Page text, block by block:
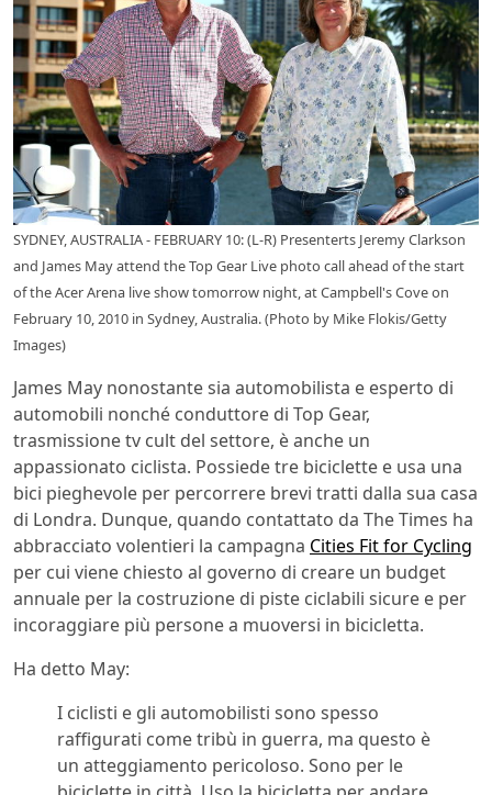
SYDNEY, AUSTRALIA - FEBRUARY 10: (L-R) Presenterts Jeremy Clarkson
and James May attend the Top Gear Live photo call ahead of the start
of the Acer Arena live show tomorrow night, at Campbell's Cove on
February 10, 2010 in Sydney, Australia. (Photo by Mike Flokis/Getty
Images)
James May nonostante sia automobilista e esperto di
automobili nonché conduttore di Top Gear,
trasmissione tv cult del settore, è anche un
appassionato ciclista. Possiede tre biciclette e usa una
bici pieghevole per percorrere brevi tratti dalla sua casa
di Londra. Dunque, quando contattato da The Times ha
abbracciato volentieri la campagna Cities Fit for Cycling
per cui viene chiesto al governo di creare un budget
annuale per la costruzione di piste ciclabili sicure e per
incoraggiare più persone a muoversi in bicicletta.
Ha detto May:
I ciclisti e gli automobilisti sono spesso
raffigurati come tribù in guerra, ma questo è
un atteggiamento pericoloso. Sono per le